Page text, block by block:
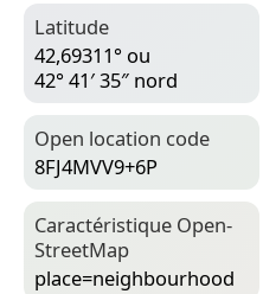
Latitude
42,69311° ou
42° 41′ 35″ nord
Open location code
8FJ4MVV9+6P
Caractéristique Open­
Street­Map
place=­neighbourhood